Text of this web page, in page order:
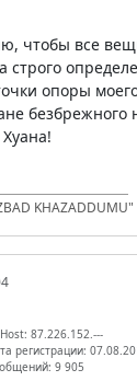
чтобы все
строго
опоры
безбрежного
KHAZADDUMU"
87.226.152.---
регистрации:
9 905